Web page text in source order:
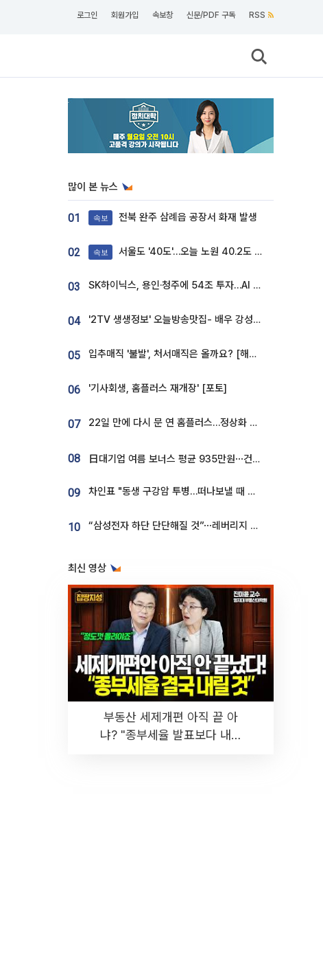
로그인 회원가입 속보창 신문/PDF 구독 RSS
많이 본 뉴스
01 속보 전북 완주 삼례읍 공장서 화재 발생
02 속보 서울도 '40도'…오늘 노원 40.2도 기록
03 SK하이닉스, 용인·청주에 54조 투자…AI 메모리 생산기지 키운다
04 '2TV 생생정보' 오늘방송맛집- 배우 강성진 단골! 쌀국수ㆍ푸팟퐁 커리 맛집 '블○○○'
05 입추매직 '불발', 처서매직은 올까요? [해시태그]
06 '기사회생, 홈플러스 재개장' [포토]
07 22일 만에 다시 문 연 홈플러스…정상화 바쁜데 재고 없어 ‘발동동’[가보니]
08 日대기업 여름 보너스 평균 935만원⋯건설회사 1800만 넘어
09 차인표 "동생 구강암 투병…떠나보낼 때 가장 힘들었다”
10 “삼성전자 하단 단단해질 것”⋯레버리지 규제에 쏠림 완화 [찐코노미]
최신 영상
부동산 세제개편 아직 끝 아
냐? "종부세율 발표보다 내릴